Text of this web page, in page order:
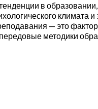
в
— это
методики